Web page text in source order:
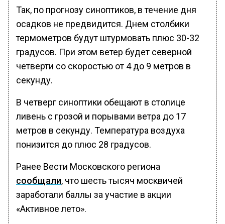
Так, по прогнозу синоптиков, в течение дня
осадков не предвидится. Днем столбики
термометров будут штурмовать плюс 30-32
градусов. При этом ветер будет северной
четверти со скоростью от 4 до 9 метров в
секунду.
В четверг синоптики обещают в столице
ливень с грозой и порывами ветра до 17
метров в секунду. Температура воздуха
понизится до плюс 28 градусов.
Ранее Вести Московского региона
сообщали, что шесть тысяч москвичей
заработали баллы за участие в акции
«Активное лето».